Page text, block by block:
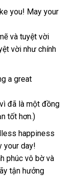
you! May your
và tuyệt vời
vời như chính
a great
đã là một đồng
tốt hơn.)
happiness
your day!
phúc vô bờ và
tận hưởng